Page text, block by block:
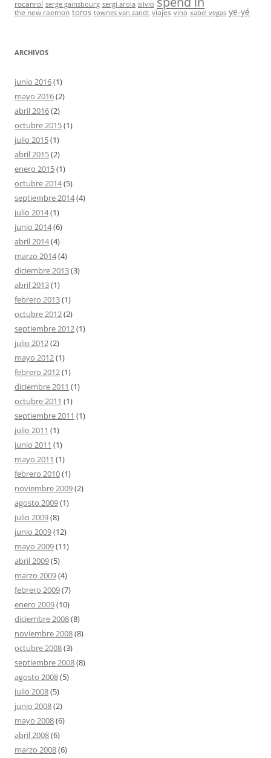
rocanrol serge gainsbourg sergi arola silvio
the new raemon toros townes van zandt viajes vino xabel vegas ye-yé
ARCHIVOS
junio 2016(1)
mayo 2016(2)
abril 2016(2)
octubre 2015(1)
julio 2015(1)
abril 2015(2)
enero 2015(1)
octubre 2014(5)
septiembre 2014(4)
julio 2014(1)
junio 2014(6)
abril 2014(4)
marzo 2014(4)
diciembre 2013(3)
abril 2013(1)
febrero 2013(1)
octubre 2012(2)
septiembre 2012(1)
julio 2012(2)
mayo 2012(1)
febrero 2012(1)
diciembre 2011 (1)
octubre 2011 (1)
septiembre 2011 (1)
julio 2011 (1)
junio 2011 (1)
mayo 2011 (1)
febrero 2010(1)
noviembre 2009(2)
agosto 2009(1)
julio 2009(8)
junio 2009(12)
mayo 2009(11)
abril 2009(5)
marzo 2009(4)
febrero 2009(7)
enero 2009(10)
diciembre 2008(8)
noviembre 2008(8)
octubre 2008(3)
septiembre 2008(8)
agosto 2008(5)
julio 2008(5)
junio 2008(2)
mayo 2008(6)
abril 2008(6)
marzo 2008(6)